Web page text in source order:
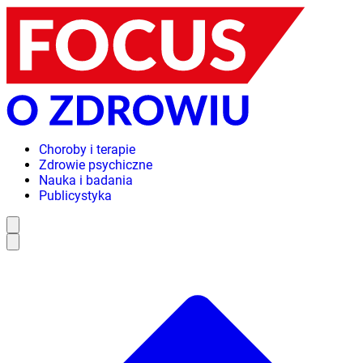
Choroby i terapie
Zdrowie psychiczne
Nauka i badania
Publicystyka